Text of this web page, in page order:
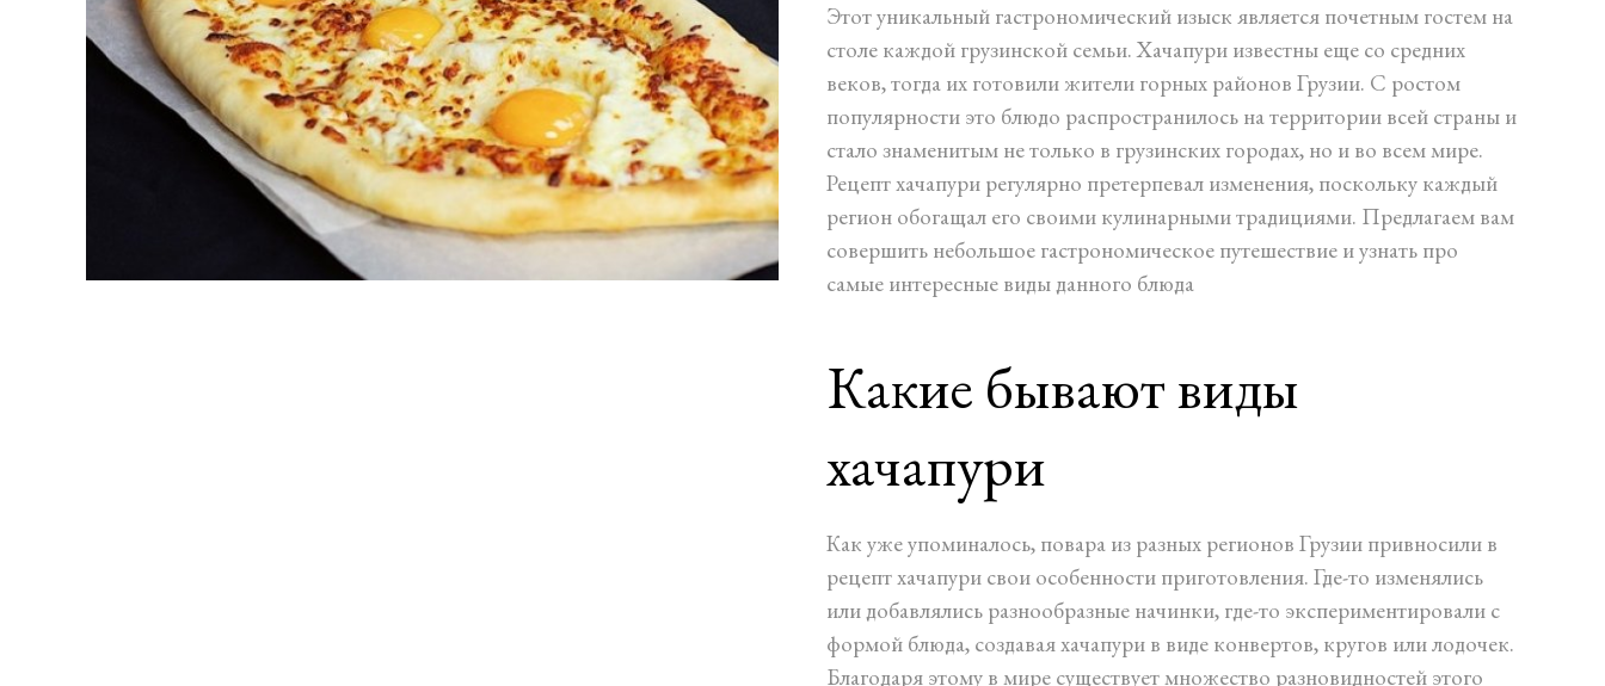
Этот уникальный гастрономический изыск является почетным гостем на
столе каждой грузинской семьи. Хачапури известны еще со средних
веков, тогда их готовили жители горных районов Грузии. С ростом
популярности это блюдо распространилось на территории всей страны и
стало знаменитым не только в грузинских городах, но и во всем мире.
Рецепт хачапури регулярно претерпевал изменения, поскольку каждый
регион обогащал его своими кулинарными традициями. Предлагаем вам
совершить небольшое гастрономическое путешествие и узнать про
самые интересные виды данного блюда
Какие бывают виды
хачапури
Как уже упоминалось, повара из разных регионов Грузии привносили в
рецепт хачапури свои особенности приготовления. Где-то изменялись
или добавлялись разнообразные начинки, где-то экспериментировали с
формой блюда, создавая хачапури в виде конвертов, кругов или лодочек.
Благодаря этому в мире существует множество разновидностей этого